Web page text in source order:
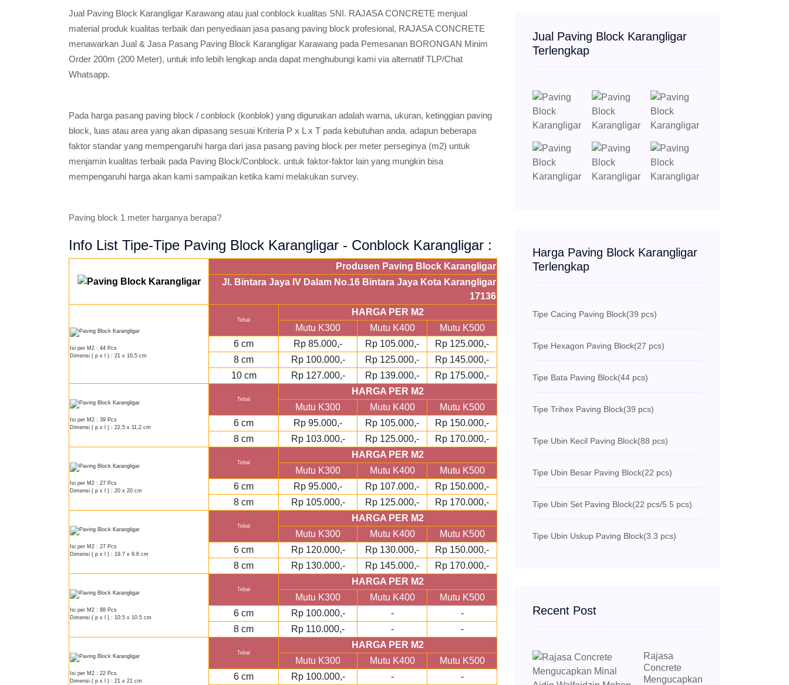
Jual Paving Block Karangligar Karawang atau jual conblock kualitas SNI. RAJASA CONCRETE menjual
material produk kualitas terbaik dan penyediaan jasa pasang paving block profesional, RAJASA CONCRETE
menawarkan Jual & Jasa Pasang Paving Block Karangligar Karawang pada Pemesanan BORONGAN Minim
Order 200m (200 Meter), untuk info lebih lengkap anda dapat menghubungi kami via alternatif TLP/Chat
Whatsapp.
Pada harga pasang paving block / conblock (konblok) yang digunakan adalah warna, ukuran, ketinggian paving
block, luas atau area yang akan dipasang sesuai Kriteria P x L x T pada kebutuhan anda. adapun beberapa
faktor standar yang mempengaruhi harga dari jasa pasang paving block per meter perseginya (m2) untuk
menjamin kualitas terbaik pada Paving Block/Conblock. untuk faktor-faktor lain yang mungkin bisa
mempengaruhi harga akan kami sampaikan ketika kami melakukan survey.
Paving block 1 meter harganya berapa?
Info List Tipe-Tipe Paving Block Karangligar - Conblock Karangligar :
Produsen Paving Block Karangligar
Jl. Bintara Jaya IV Dalam No.16 Bintara Jaya Kota Karangligar
17136
Isi per M2 : 44 Pcs
Dimensi ( p x l ) : 21 x 10,5 cm
Tebal
HARGA PER M2
Mutu K300
Mutu K400
Mutu K500
6 cm
Rp 85.000,- Rp 105.000,-
Rp 125.000,-
8 cm
Rp 100.000,- Rp 125.000,-
Rp 145.000,-
10 cm
Rp 127.000,- Rp 139.000,- Rp 175.000,-
Isi per M2 : 39 Pcs
Dimensi ( p x l ) : 22,5 x 11,2 cm
Tebal
HARGA PER M2
Mutu K300
Mutu K400
Mutu K500
6 cm
Rp 95.000,- Rp 105.000,-
Rp 150.000,-
8 cm
Rp 103.000,- Rp 125.000,- Rp 170.000,-
Isi per M2 : 27 Pcs
Dimensi ( p x l ) : 20 x 20 cm
Tebal
HARGA PER M2
Mutu K300
Mutu K400
Mutu K500
6 cm
Rp 95.000,- Rp 107.000,-
Rp 150.000,-
8 cm
Rp 105.000,- Rp 125.000,- Rp 170.000,-
Isi per M2 : 27 Pcs
Dimensi ( p x l ) : 19.7 x 9.6 cm
Tebal
HARGA PER M2
Mutu K300
Mutu K400
Mutu K500
6 cm
Rp 120.000,- Rp 130.000,-
Rp 150.000,-
8 cm
Rp 130.000,- Rp 145.000,- Rp 170.000,-
Isi per M2 : 88 Pcs
Dimensi ( p x l ) : 10.5 x 10.5 cm
Tebal
HARGA PER M2
Mutu K300
Mutu K400
Mutu K500
6 cm
Rp 100.000,- -
-
8 cm
Rp 110.000,- - -
Isi per M2 : 22 Pcs
Dimensi ( p x l ) : 21 x 21 cm
Tebal
HARGA PER M2
Mutu K300
Mutu K400
Mutu K500
6 cm
Rp 100.000,- -
-
Jual Paving Block Karangligar
Terlengkap
Harga Paving Block Karangligar
Terlengkap
Tipe Cacing Paving Block(39 pcs)
Tipe Hexagon Paving Block(27 pcs)
Tipe Bata Paving Block(44 pcs)
Tipe Trihex Paving Block(39 pcs)
Tipe Ubin Kecil Paving Block(88 pcs)
Tipe Ubin Besar Paving Block(22 pcs)
Tipe Ubin Set Paving Block(22 pcs/5.5 pcs)
Tipe Ubin Uskup Paving Block(3.3 pcs)
Recent Post
Rajasa
Concrete
Mengucapkan